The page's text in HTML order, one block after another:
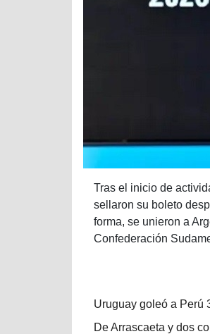
Tras el inicio de
sellaron su boleto
forma, se unieron a
Confederación
Uruguay goleó a Perú
De Arrascaeta y dos